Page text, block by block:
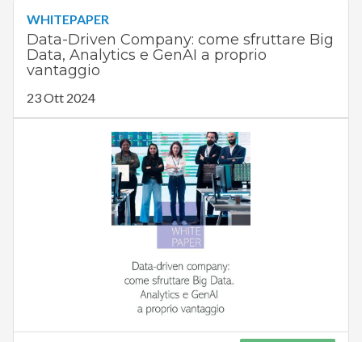
WHITEPAPER
Data-Driven Company: come sfruttare Big
Data, Analytics e GenAI a proprio
vantaggio
23 Ott 2024